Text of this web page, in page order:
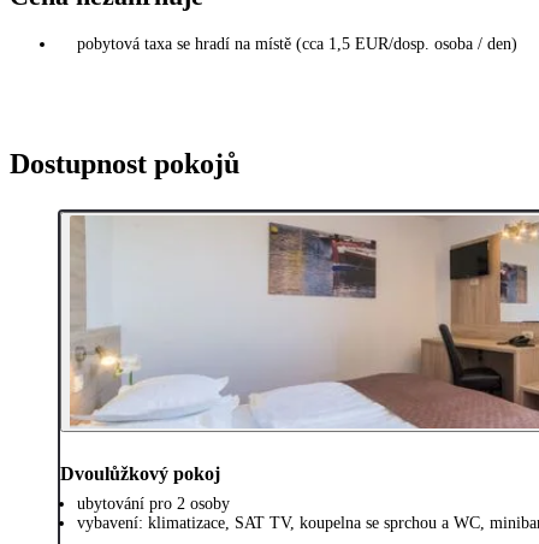
pobytová taxa se hradí na místě (cca 1,5 EUR/dosp. osoba / den)
Dostupnost pokojů
Dvoulůžkový pokoj
ubytování pro 2 osoby
vybavení: klimatizace, SAT TV, koupelna se sprchou a WC,